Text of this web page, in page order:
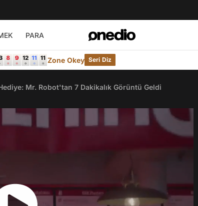
PARA
Zone Okey Seri Diz
Mr. Robot'tan 7 Dakikalık Görüntü Geldi